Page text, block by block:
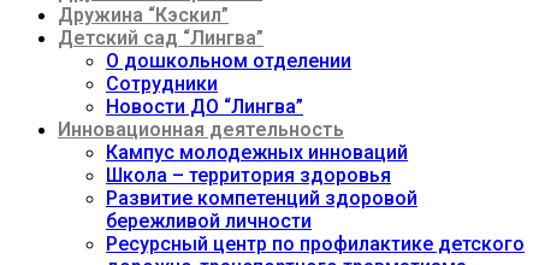
Дружина “Кэскил”
Детский сад “Лингва”
О дошкольном отделении
Сотрудники
Новости ДО “Лингва”
Инновационная деятельность
Кампус молодежных инноваций
Школа – территория здоровья
Развитие компетенций здоровой
бережливой личности
Ресурсный центр по профилактике детского